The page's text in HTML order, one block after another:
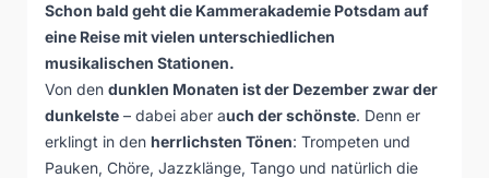
Schon bald geht die Kammerakademie Potsdam auf
eine Reise mit vielen unterschiedlichen
musikalischen Stationen.
Von den dunklen Monaten ist der Dezember zwar der
dunkelste – dabei aber auch der schönste. Denn er
erklingt in den herrlichsten Tönen: Trompeten und
Pauken, Chöre, Jazzklänge, Tango und natürlich die